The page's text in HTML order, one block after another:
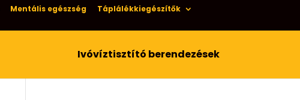
Mentális egészség
Táplálékkiegészítők
Ivóvíztisztító berendezések